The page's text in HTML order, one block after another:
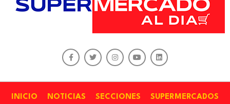
INICIO NOTICIAS SECCIONES SUPERMERCADOS